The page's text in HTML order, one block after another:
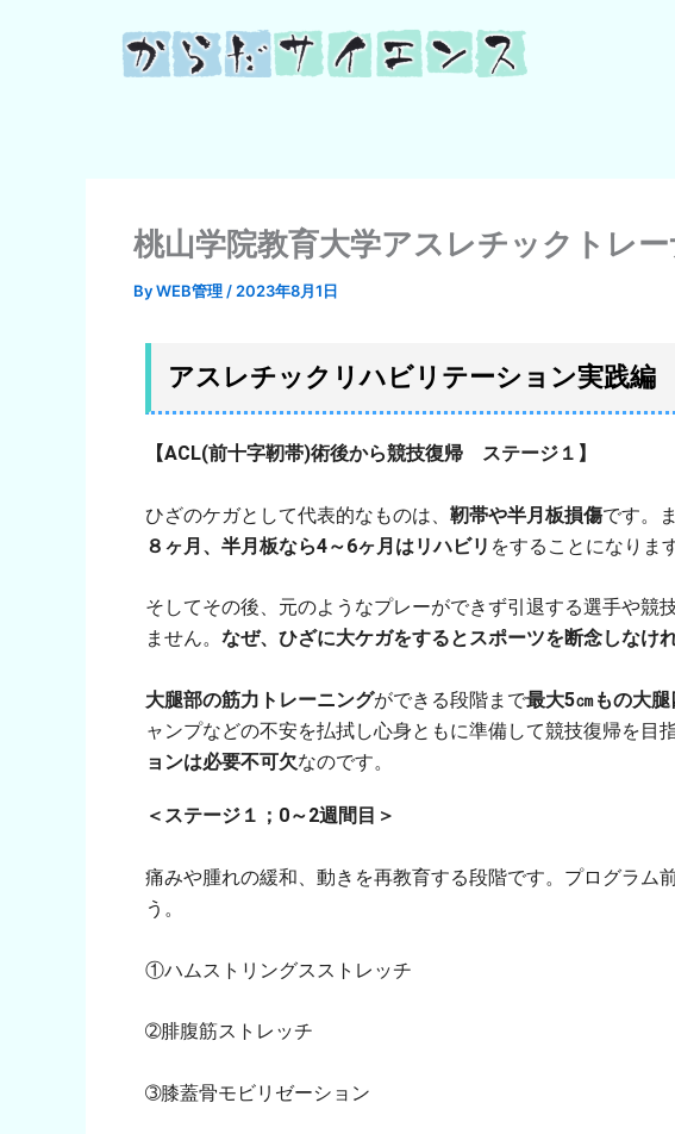
桃山学院教育大学アスレチックトレ
ByWEB管理 / 2023年8月1日
アスレチックリハビリテーション実践編
【ACL(前十字靭帯)術後から競技復帰 ステージ１】
ひざのケガとして代表的なものは、 靭帯や半月板損傷です。
８ヶ月、半月板なら4～6ヶ月はリハビリ をすることになります
そしてその後、元のようなプレーができず引退する選手や競
ません。 なぜ、ひざに大ケガをするとスポーツを断念しなけ
大腿部の筋力トレーニングができる段階まで最大5㎝もの大
ャンプなどの不安を払拭し心身ともに準備して競技復帰を目
ョンは必要不可欠なのです。
＜ステージ１；0～2週間目＞
痛みや腫れの緩和、動きを再教育する段階です。プログラム
う。
①ハムストリングスストレッチ
➁腓腹筋ストレッチ
➂膝蓋骨モビリゼーション